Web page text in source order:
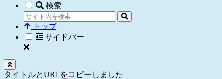
検索
トップ
サイドバー
タイトルとURLをコピーしました